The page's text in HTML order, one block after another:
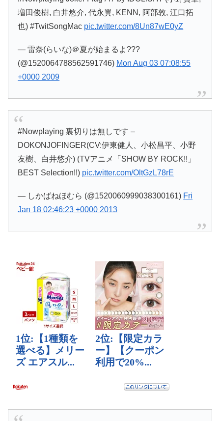
増田俊樹, 白井悠介, 代永翼, KENN, 阿部敦, 江口拓
也) #TwitSongMac pic.twitter.com/8Un87wE0yZ
— 雷奈(らいな)＠夏が始まるよ???
(@1520064788562591746) Mon Aug 03 07:08:55
+0000 2009
#Nowplaying 裏切りは無しです –
DOKONJOFINGER(CV:伊東健人、小松昌平、小野
友樹、白井悠介) (TVアニメ「SHOW BY ROCK!!」
BEST Selection!!) pic.twitter.com/OltGzL78rE
— しかばねほむら (@1520060999038300161) Fri
Jan 18 02:46:23 +0000 2013